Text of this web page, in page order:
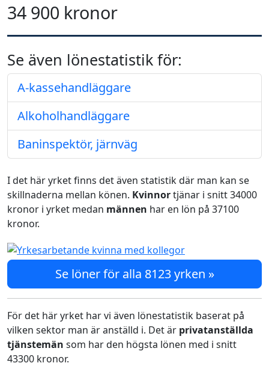
34 900 kronor
Se även lönestatistik för:
A-kassehandläggare
Alkoholhandläggare
Baninspektör, järnväg
I det här yrket finns det även statistik där man kan se
skillnaderna mellan könen. Kvinnortjänar i snitt 34000
kronor i yrket medan männen har en lön på 37100
kronor.
Se löner för alla 8123 yrken »
För det här yrket har vi även lönestatistik baserat på
vilken sektor man är anställd i. Det är privatanställda
tjänstemän som har den högsta lönen med i snitt
43300 kronor.